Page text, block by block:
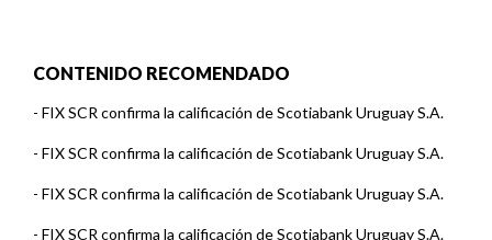
CONTENIDO RECOMENDADO
- FIX SCR confirma la calificación de Scotiabank Uruguay S.A.
- FIX SCR confirma la calificación de Scotiabank Uruguay S.A.
- FIX SCR confirma la calificación de Scotiabank Uruguay S.A.
- FIX SCR confirma la calificación de Scotiabank Uruguay S.A.